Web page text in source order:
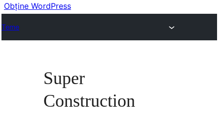
Obține WordPress
Teme
Super
Construction